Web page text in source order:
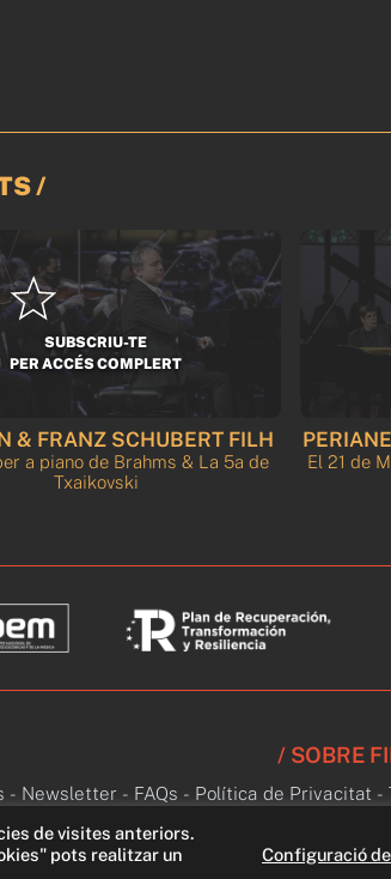
/
SUBSCRIU-TE
PER ACCÉS COMPLERT
& FRANZ SCHUBERT FILH
a piano de Brahms & La 5a de
Txaikovski
El 21 de
/ SOBRE
- Newsletter - FAQs - Política de Privacitat -
de visites anteriors.
pots realitzar un
Configuració